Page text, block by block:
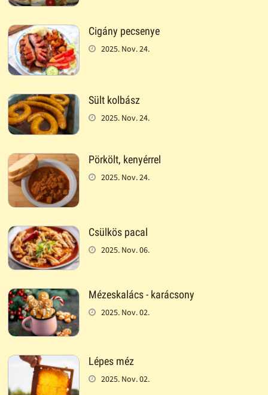
Cigány pecsenye
2025. Nov. 24.
Sült kolbász
2025. Nov. 24.
Pörkölt, kenyérrel
2025. Nov. 24.
Csülkös pacal
2025. Nov. 06.
Mézeskalács - karácsony
2025. Nov. 02.
Lépes méz
2025. Nov. 02.